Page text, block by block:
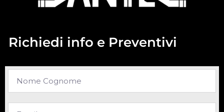
Richiedi info e Preventivi